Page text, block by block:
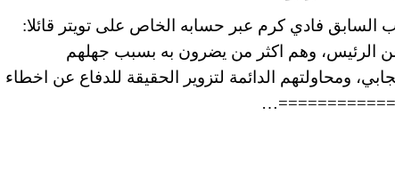
السابق فادي كرم عبر حسابه الخاص على تويتر قائلا:
الرئيس، وهم اكثر من يضرون به بسبب جهلهم
ومحاولتهم الدائمة لتزوير الحقيقة للدفاع عن اخطاء